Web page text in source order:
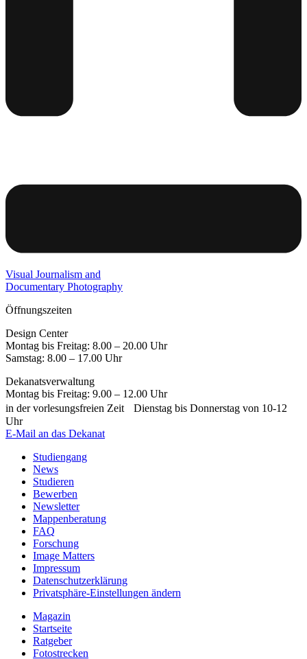
Visual Journalism and
Documentary Photography
Öffnungszeiten
Design Center
Montag bis Freitag: 8.00 – 20.00 Uhr
Samstag: 8.00 – 17.00 Uhr
Dekanatsverwaltung
Montag bis Freitag: 9.00 – 12.00 Uhr
in der vorlesungsfreien Zeit Dienstag bis Donnerstag von 10-12
Uhr
E-Mail an das Dekanat
Studiengang
News
Studieren
Bewerben
Newsletter
Mappenberatung
FAQ
Forschung
Image Matters
Impressum
Datenschutzerklärung
Privatsphäre-Einstellungen ändern
Magazin
Startseite
Ratgeber
Fotostrecken